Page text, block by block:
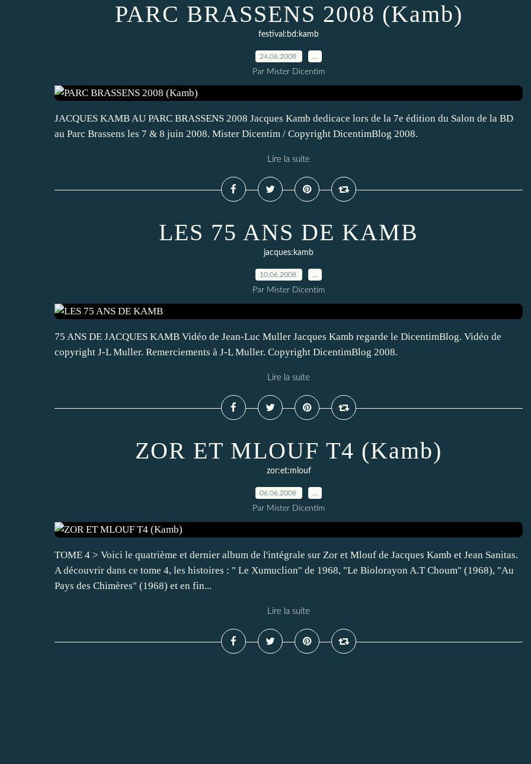
PARC BRASSENS 2008 (Kamb)
festival:bd:kamb
24.06.2008
Par Mister Dicentim
JACQUES KAMB AU PARC BRASSENS 2008 Jacques Kamb dedicace lors de la 7e édition du Salon de la BD
au Parc Brassens les 7 & 8 juin 2008. Mister Dicentim / Copyright DicentimBlog 2008.
Lire la suite
LES 75 ANS DE KAMB
jacques:kamb
10.06.2008
Par Mister Dicentim
75 ANS DE JACQUES KAMB Vidéo de Jean-Luc Muller Jacques Kamb regarde le DicentimBlog. Vidéo de
copyright J-L Muller. Remerciements à J-L Muller. Copyright DicentimBlog 2008.
Lire la suite
ZOR ET MLOUF T4 (Kamb)
zor:et:mlouf
06.06.2008
Par Mister Dicentim
TOME 4 > Voici le quatrième et dernier album de l'intégrale sur Zor et Mlouf de Jacques Kamb et Jean Sanitas.
A découvrir dans ce tome 4, les histoires : " Le Xumuclion" de 1968, "Le Biolorayon A.T Choum" (1968), "Au
Pays des Chimères" (1968) et en fin...
Lire la suite